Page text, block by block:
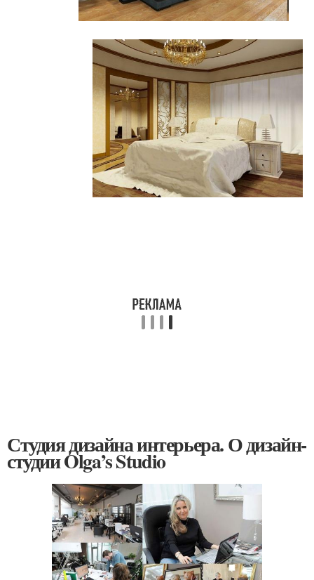
Студия дизайна интерьера. О дизайн-
студии Olga’s Studio